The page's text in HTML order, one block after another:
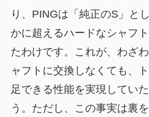
り、PINGは「純正のS」と
かに超えるハードなシャフ
たわけです。これが、わざ
ャフトに交換しなくても、
足できる性能を実現してい
う。ただし、この事実は裏を